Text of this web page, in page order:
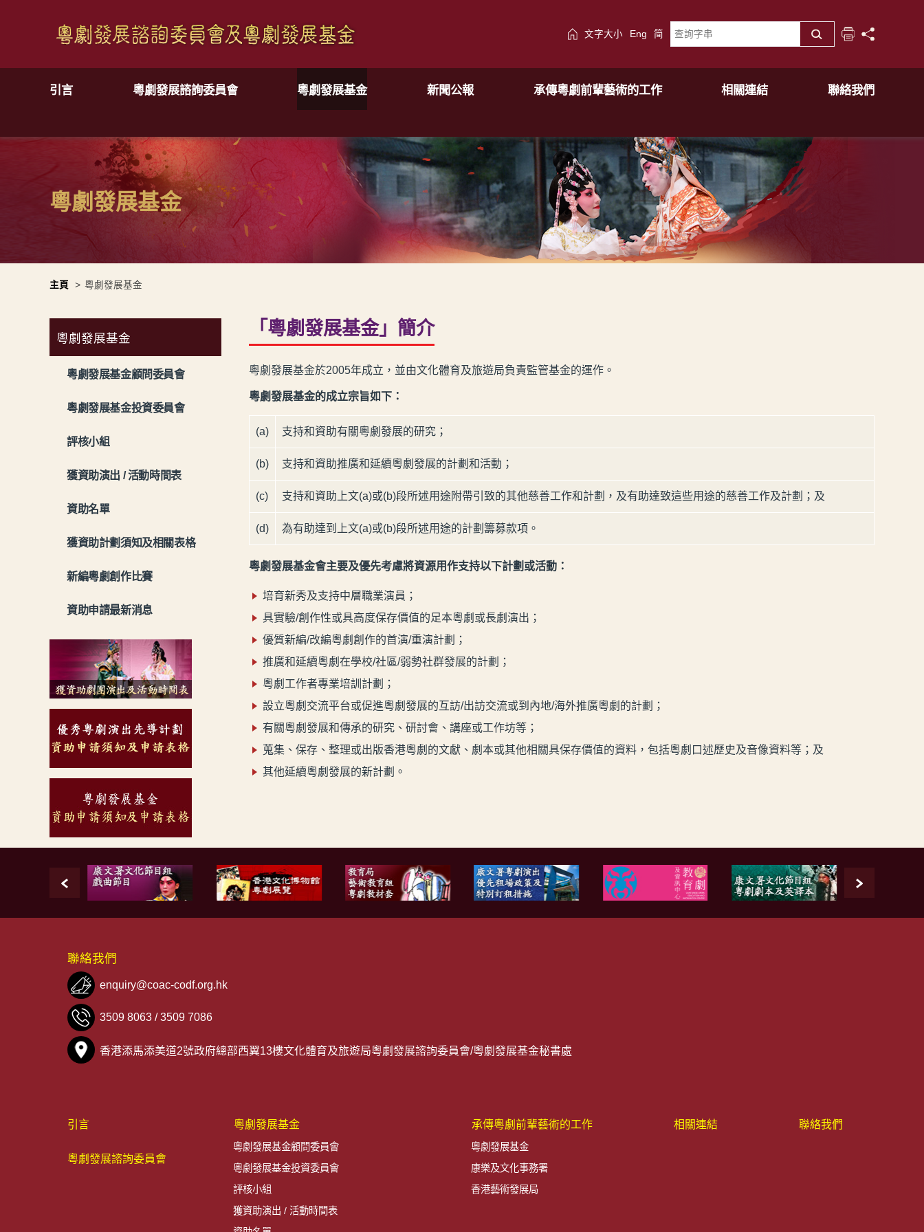
文字大小 Eng 简
引言 粵劇發展諮詢委員會 粵劇發展基金 新聞公報 承傳粵劇前輩藝術的工作 相關連結 聯絡我們
粵劇發展基金
主頁 > 粵劇發展基金
粵劇發展基金
粵劇發展基金顧問委員會
粵劇發展基金投資委員會
評核小組
獲資助演出 / 活動時間表
資助名單
獲資助計劃須知及相關表格
新編粵劇創作比賽
資助申請最新消息
「粵劇發展基金」簡介
粵劇發展基金於2005年成立，並由文化體育及旅遊局負責監管基金的運作。
粵劇發展基金的成立宗旨如下：
(a) 支持和資助有關粵劇發展的研究；
(b) 支持和資助推廣和延續粵劇發展的計劃和活動；
(c) 支持和資助上文(a)或(b)段所述用途附帶引致的其他慈善工作和計劃，及有助達致這些用途的慈善工作及計劃；及
(d) 為有助達到上文(a)或(b)段所述用途的計劃籌募款項。
粵劇發展基金會主要及優先考慮將資源用作支持以下計劃或活動：
培育新秀及支持中層職業演員；
具實驗/創作性或具高度保存價值的足本粵劇或長劇演出；
優質新編/改編粵劇創作的首演/重演計劃；
推廣和延續粵劇在學校/社區/弱勢社群發展的計劃；
粵劇工作者專業培訓計劃；
設立粵劇交流平台或促進粵劇發展的互訪/出訪交流或到內地/海外推廣粵劇的計劃；
有關粵劇發展和傳承的研究、研討會、講座或工作坊等；
蒐集、保存、整理或出版香港粵劇的文獻、劇本或其他相關具保存價值的資料，包括粵劇口述歷史及音像資料等；及
其他延續粵劇發展的新計劃。
聯絡我們
enquiry@coac-codf.org.hk
3509 8063 /3509 7086
香港添馬添美道2號政府總部西翼13樓文化體育及旅遊局粵劇發展諮詢委員會/粵劇發展基金秘書處
引言
粵劇發展諮詢委員會
粵劇發展基金
粵劇發展基金顧問委員會
粵劇發展基金投資委員會
評核小組
獲資助演出 / 活動時間表
承傳粵劇前輩藝術的工作
粵劇發展基金
康樂及文化事務署
香港藝術發展局
相關連結 聯絡我們